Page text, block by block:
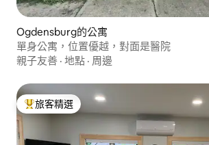
Ogdensburg的公寓
單身公寓，位置優越，對面是醫院
親子友善 · 地點 · 周邊
旅客精選榜首
旅客精選